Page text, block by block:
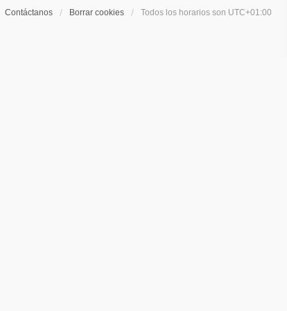
Contáctanos Borrar cookies Todos los horarios son UTC+01:00